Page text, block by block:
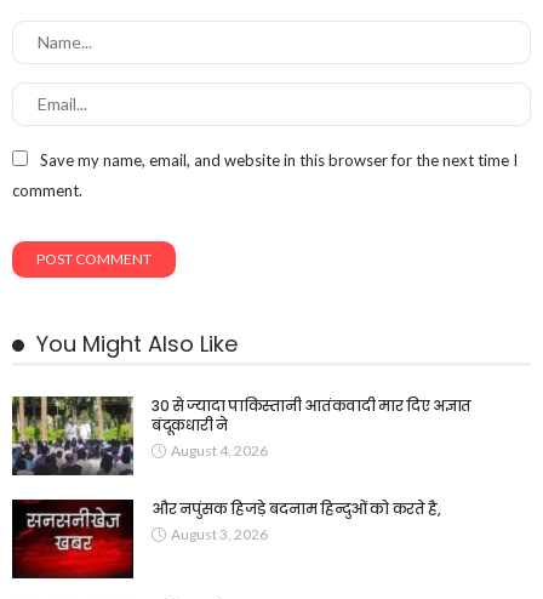
Save my name, email, and website in this browser for the next time I
comment.
You Might Also Like
30 से ज्यादा पाकिस्तानी आतंकवादी मार दिए अज्ञात
बंदूकधारी ने
August 4, 2026
और नपुंसक हिजड़े बदनाम हिन्दुओं को करते है,
August 3, 2026